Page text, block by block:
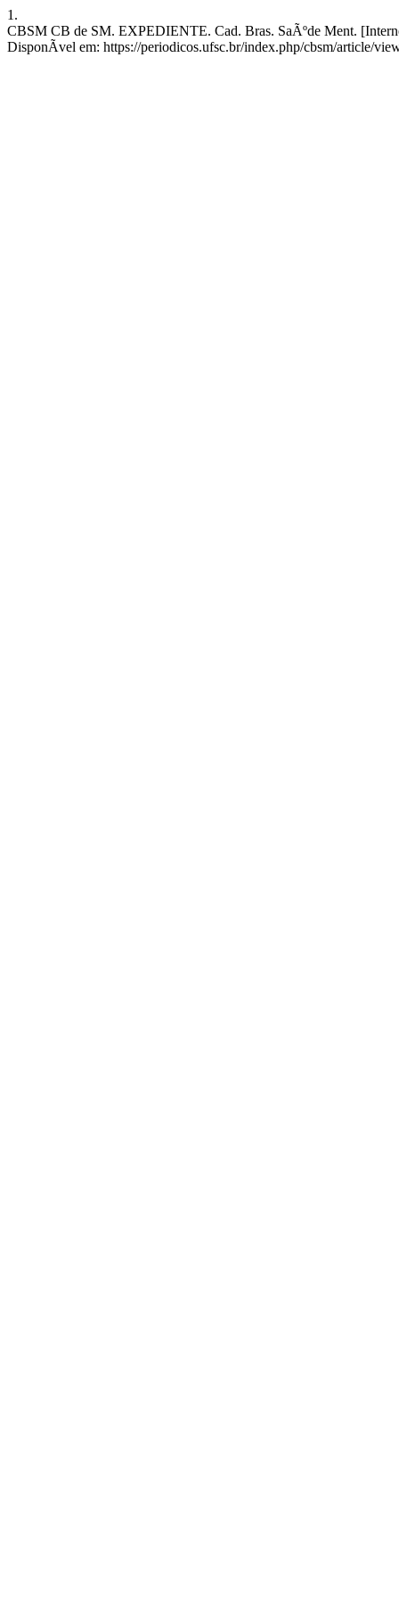
1.
CBSM CB de SM. EXPEDIENTE. Cad. Bras. SaÃºde Ment.
DisponÃ­vel em: https://periodicos.ufsc.br/index.php/cbsm/article/